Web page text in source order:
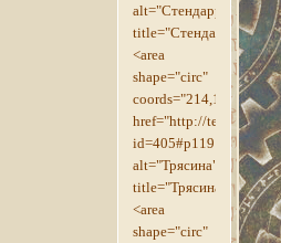
alt="Стендарр"
title="Стендарр">
<area
shape="circ"
coords="214,190,18"
href="http://
id=405#p1191"
alt="Трясина"
title="Трясина">
<area
shape="circ"